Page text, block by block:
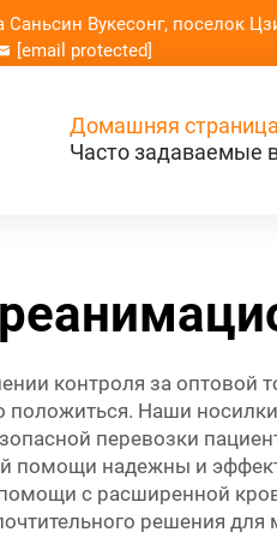
Саньсин Вукесонг, поселок
[email protected]
Домашняя страница
Часто задаваемые
контроля за оптовой
Наши
перевозки
помощи надежны и
с расширенной
решения